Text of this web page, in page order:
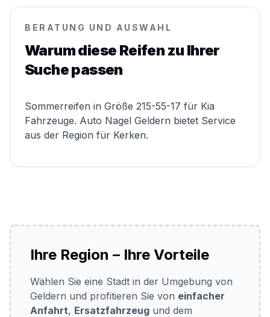
BERATUNG UND AUSWAHL
Warum diese Reifen zu Ihrer
Suche passen
Sommerreifen in Größe 215-55-17 für Kia
Fahrzeuge. Auto Nagel Geldern bietet Service
aus der Region für Kerken.
Ihre Region – Ihre Vorteile
Wählen Sie eine Stadt in der Umgebung von
Geldern und profitieren Sie von einfacher
Anfahrt, Ersatzfahrzeug und dem